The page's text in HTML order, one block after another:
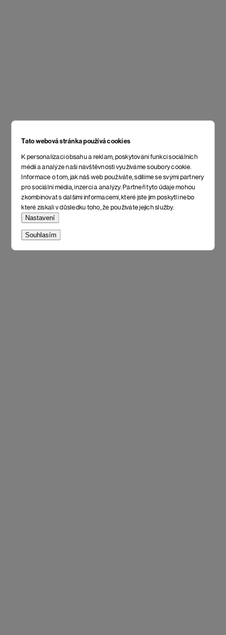
Tato webová stránka používá cookies
K personalizaci obsahu a reklam, poskytování funkcí sociálních
médií a analýze naší návštěvnosti využíváme soubory cookie.
Informace o tom, jak náš web používáte, sdílíme se svými partnery
pro sociální média, inzerci a analýzy. Partneři tyto údaje mohou
zkombinovat s dalšími informacemi, které jste jim poskytli nebo
které získali v důsledku toho, že používáte jejich služby.
Nastavení
Souhlasím